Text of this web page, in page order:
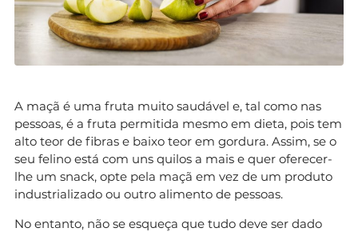
A maçã é uma fruta muito saudável e, tal como nas
pessoas, é a fruta permitida mesmo em dieta, pois tem
alto teor de fibras e baixo teor em gordura. Assim, se o
seu felino está com uns quilos a mais e quer oferecer-
lhe um snack, opte pela maçã em vez de um produto
industrializado ou outro alimento de pessoas.
No entanto, não se esqueça que tudo deve ser dado